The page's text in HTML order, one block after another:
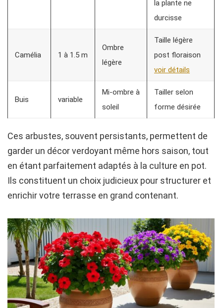
la plante ne
durcisse
Camélia 1 à 1.5 m
Ombre
légère
Taille légère
post floraison
voir détails
Buis variable
Mi-ombre à
soleil
Tailler selon
forme désirée
Ces arbustes, souvent persistants, permettent de
garder un décor verdoyant même hors saison, tout
en étant parfaitement adaptés à la culture en pot.
Ils constituent un choix judicieux pour structurer et
enrichir votre terrasse en grand contenant.